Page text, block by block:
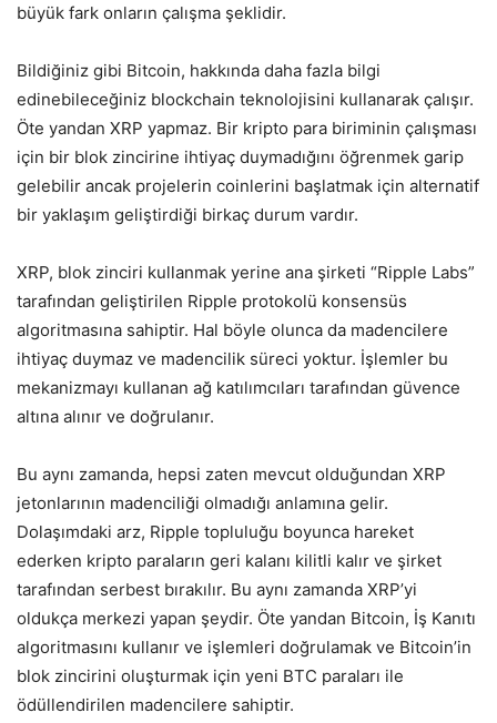
büyük fark onların çalışma şeklidir.
Bildiğiniz gibi Bitcoin, hakkında daha fazla bilgi
edinebileceğiniz blockchain teknolojisini kullanarak çalışır.
Öte yandan XRP yapmaz. Bir kripto para biriminin çalışması
için bir blok zincirine ihtiyaç duymadığını öğrenmek garip
gelebilir ancak projelerin coinlerini başlatmak için alternatif
bir yaklaşım geliştirdiği birkaç durum vardır.
XRP, blok zinciri kullanmak yerine ana şirketi “Ripple Labs”
tarafından geliştirilen Ripple protokolü konsensüs
algoritmasına sahiptir. Hal böyle olunca da madencilere
ihtiyaç duymaz ve madencilik süreci yoktur. İşlemler bu
mekanizmayı kullanan ağ katılımcıları tarafından güvence
altına alınır ve doğrulanır.
Bu aynı zamanda, hepsi zaten mevcut olduğundan XRP
jetonlarının madenciliği olmadığı anlamına gelir.
Dolaşımdaki arz, Ripple topluluğu boyunca hareket
ederken kripto paraların geri kalanı kilitli kalır ve şirket
tarafından serbest bırakılır. Bu aynı zamanda XRP’yi
oldukça merkezi yapan şeydir. Öte yandan Bitcoin, İş Kanıtı
algoritmasını kullanır ve işlemleri doğrulamak ve Bitcoin’in
blok zincirini oluşturmak için yeni BTC paraları ile
ödüllendirilen madencilere sahiptir.